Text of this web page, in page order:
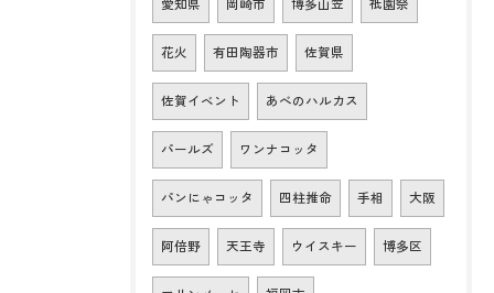
愛知県 岡崎市 博多山笠 祇園祭
花火 有田陶器市 佐賀県
佐賀イベント あべのハルカス
パールズ ワンナコッタ
パンにゃコッタ 四柱推命 手相 大阪
阿倍野 天王寺 ウイスキー 博多区